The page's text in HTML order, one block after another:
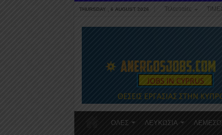
THURSDAY , 6 AUGUST 2026 Τελευταίες
ΟΛΕΣ ΛΕΥΚΩΣΙΑ